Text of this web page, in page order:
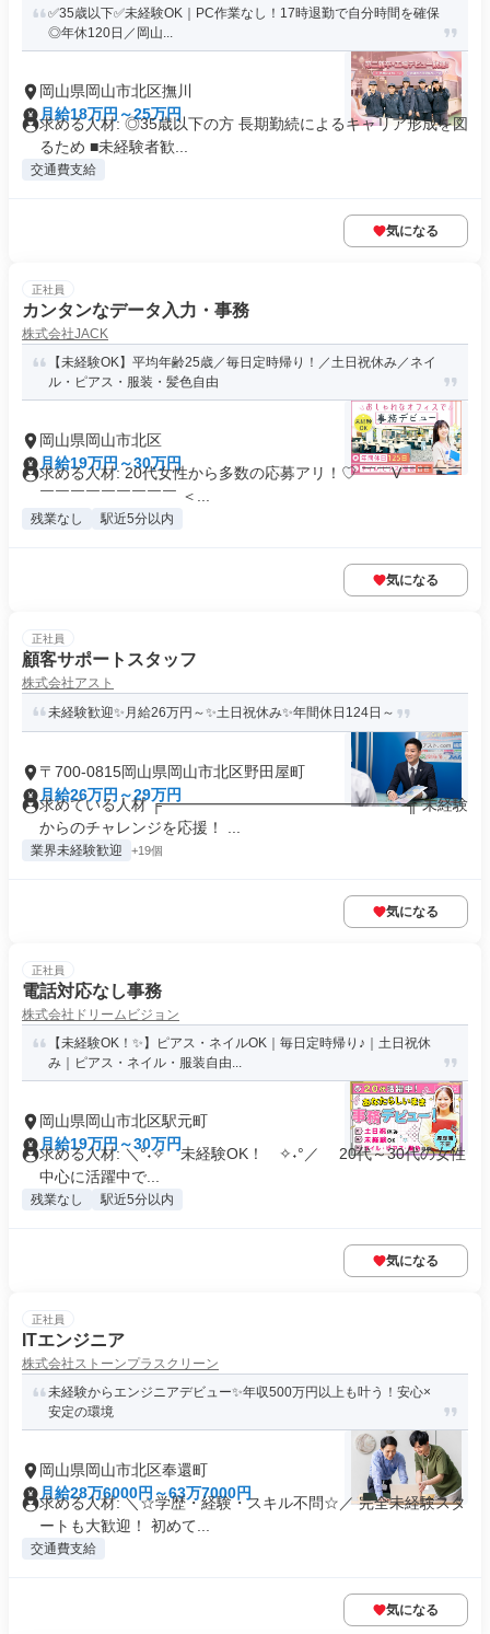
✅️35歳以下✅️未経験OK｜PC作業なし！17時退勤で自分時間を確保
◎年休120日／岡山...
岡山県岡山市北区撫川
月給18万円～25万円
求める人材: ◎35歳以下の方 長期勤続によるキャリア形成を図
るため ■未経験者歓...
交通費支給
気になる
正社員
カンタンなデータ入力・事務
株式会社JACK
【未経験OK】平均年齢25歳／毎日定時帰り！／土日祝休み／ネイ
ル・ピアス・服装・髪色自由
岡山県岡山市北区
月給19万円～30万円
求める人材: 20代女性から多数の応募アリ！♡ ￣￣V￣￣￣￣
￣￣￣￣￣￣￣￣￣ ＜...
残業なし 駅近5分以内
気になる
正社員
顧客サポートスタッフ
株式会社アスト
未経験歓迎✨月給26万円～✨土日祝休み✨年間休日124日～
〒700-0815岡山県岡山市北区野田屋町
月給26万円～29万円
求めている人材 ╒━━━━━━━━━━━━━━━━╗ 未経験
からのチャレンジを応援！ ...
業界未経験歓迎 +19個
気になる
正社員
電話対応なし事務
株式会社ドリームビジョン
【未経験OK！✨】ピアス・ネイルOK｜毎日定時帰り♪｜土日祝休
み｜ピアス・ネイル・服装自由...
岡山県岡山市北区駅元町
月給19万円～30万円
求める人材: ＼°˖✧ 未経験OK！ ✧˖°／ 20代～30代の女性
中心に活躍中で...
残業なし 駅近5分以内
気になる
正社員
ITエンジニア
株式会社ストーンプラスクリーン
未経験からエンジニアデビュー✨年収500万円以上も叶う！安心×
安定の環境
岡山県岡山市北区奉還町
月給28万6000円～63万7000円
求める人材: ＼☆学歴・経験・スキル不問☆／ 完全未経験スタ
ートも大歓迎！ 初めて...
交通費支給
気になる